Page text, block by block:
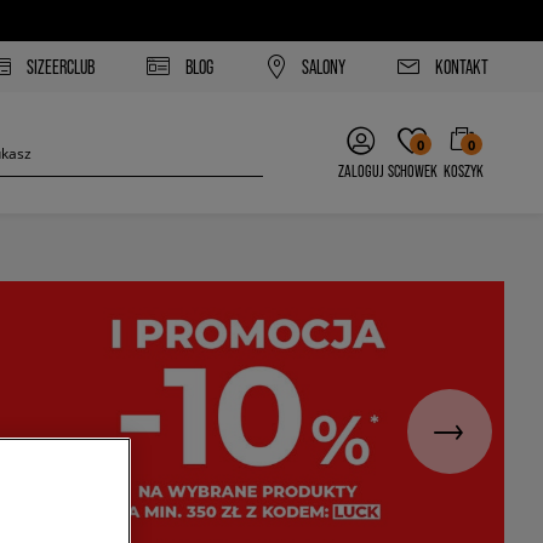
SIZEERCLUB BLOG SALONY KONTAKT
ZALOGUJ
0
SCHOWEK
0
KOSZYK